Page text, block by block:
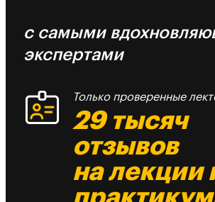
с самыми
экспертами
Только проверенные
29 тысяч
отзывов
на лекции